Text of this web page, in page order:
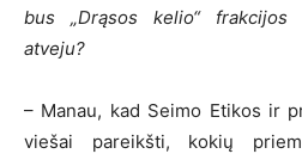
bus „Drąsos kelio“ frakcijos
atveju?
– Manau, kad Seimo Etikos ir
viešai pareikšti, kokių